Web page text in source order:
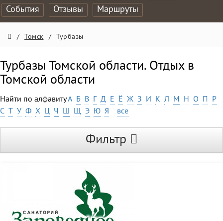
События
Отзывы Маршруты
/ Томск / Турбазы
Турбазы Томской области. Отдых в
Томской области
Найти по алфавитуА Б В Г Д Е Ё Ж З И К Л М Н О П Р
С Т У Ф Х Ц Ч Ш Щ Э Ю Я все
Фильтр